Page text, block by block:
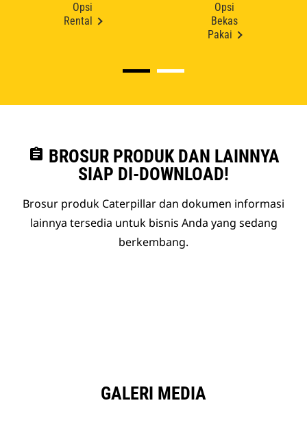
Opsi
Rental
Opsi
Bekas
Pakai
assignment BROSUR PRODUK DAN LAINNYA
SIAP DI-DOWNLOAD!
Brosur produk Caterpillar dan dokumen informasi
lainnya tersedia untuk bisnis Anda yang sedang
berkembang.
GALERI MEDIA